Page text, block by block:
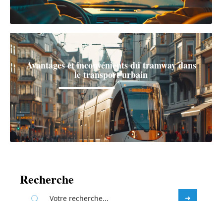
Avantages et inconvénients du tramway dans
le transport urbain
Recherche